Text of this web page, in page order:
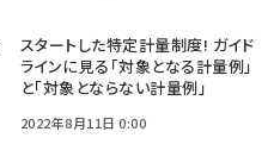
スタートした特定計量制度! ガイド
ラインに見る「対象となる計量例」
と「対象とならない計量例」
2022年8月11日 0:00